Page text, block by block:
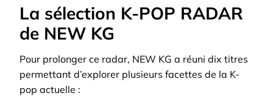
La sélection K-POP RADAR
de NEW KG
Pour prolonger ce radar, NEW KG a réuni dix titres
permettant d’explorer plusieurs facettes de la K-
pop actuelle :